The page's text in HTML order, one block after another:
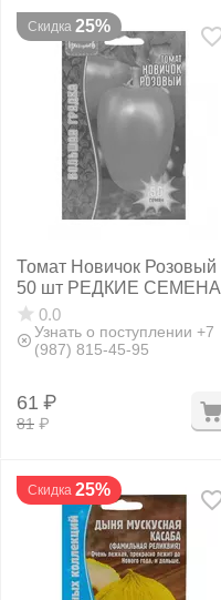
Скидка 25%
Томат Новичок Розовый
50 шт РЕДКИЕ СЕМЕНА
0.0
Узнать о поступлении +7
(987) 815-45-95
81 ₽
61 ₽
Скидка 25%